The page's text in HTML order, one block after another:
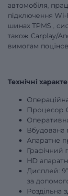
автомобіля,
підключення Wi-
шинах TPMS ,
також Carplay/
вимогам
Технічні
Процесор
Вбудована
Апаратне
Графічний
HD
Дисплей: 9”
за
Роздільна